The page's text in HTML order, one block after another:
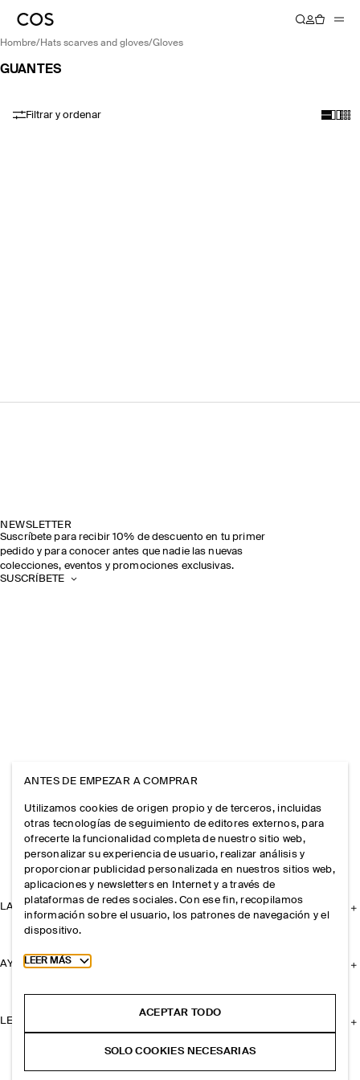
hombre/ hats scarves and gloves/ gloves
GUANTES
Filtrar y ordenar
NEWSLETTER
Suscríbete para recibir 10% de descuento en tu primer
pedido y para conocer antes que nadie las nuevas
colecciones, eventos y promociones exclusivas.
SUSCRÍBETE
LA EMPRESA
AYUDA
LEGAL
ANTES DE EMPEZAR A COMPRAR
Utilizamos cookies de origen propio y de terceros, incluidas
otras tecnologías de seguimiento de editores externos, para
ofrecerte la funcionalidad completa de nuestro sitio web,
personalizar su experiencia de usuario, realizar análisis y
proporcionar publicidad personalizada en nuestros sitios web,
aplicaciones y newsletters en Internet y a través de
plataformas de redes sociales. Con ese fin, recopilamos
información sobre el usuario, los patrones de navegación y el
dispositivo.
Toggle more cookie information
LEER MÁS
ACEPTAR TODO
SOLO COOKIES NECESARIAS